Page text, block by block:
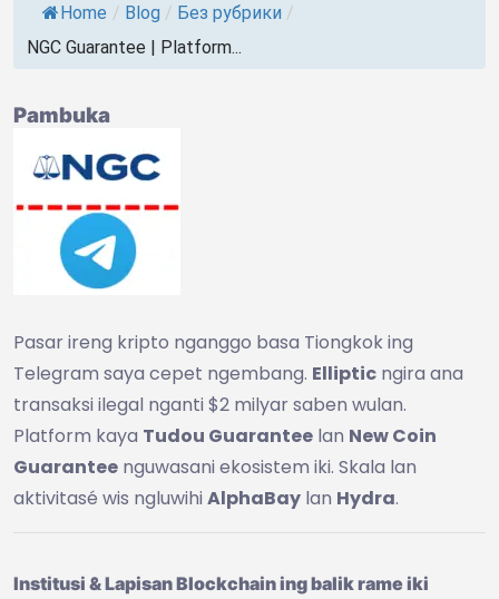
Home / Blog / Без рубрики /
NGC Guarantee | Platform...
Pambuka
Pasar ireng kripto nganggo basa Tiongkok ing
Telegram saya cepet ngembang. Elliptic ngira ana
transaksi ilegal nganti $2 milyar saben wulan.
Platform kaya Tudou Guarantee lan New Coin
Guarantee nguwasani ekosistem iki. Skala lan
aktivitasé wis ngluwihi AlphaBay lan Hydra.
Institusi & Lapisan Blockchain ing balik rame iki